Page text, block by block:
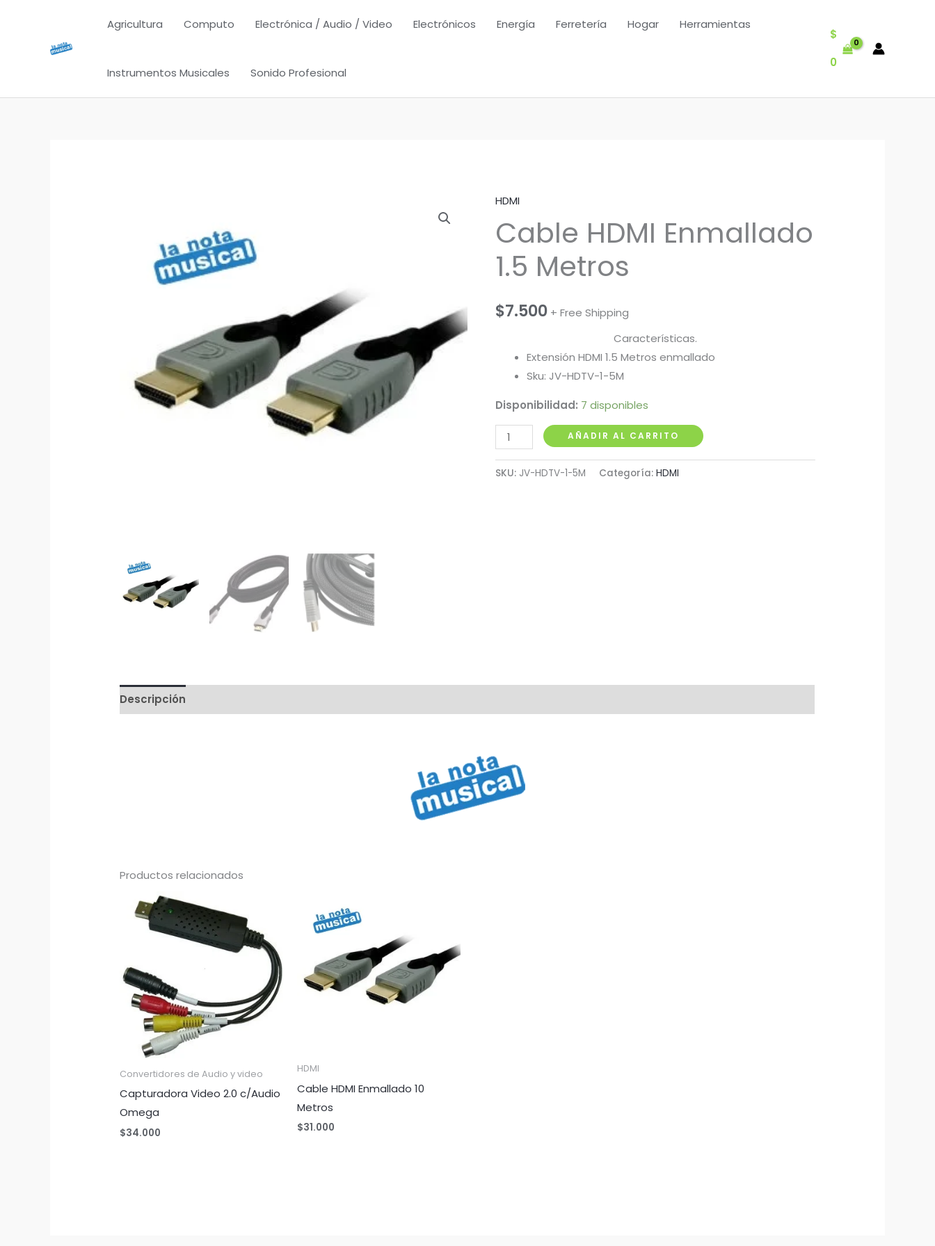
contenido
Agricultura Computo Electrónica / Audio / Video Electrónicos Energía Ferretería Hogar Herramientas
Instrumentos Musicales Sonido Profesional
$
0
HDMI
Cable HDMI Enmallado
1.5 Metros
$7.500 + Free Shipping
Características.
Extensión HDMI 1.5 Metros enmallado
Sku: JV-HDTV-1-5M
Disponibilidad: 7 disponibles
Cable
HDMI
Enmallado
AÑADIR AL CARRITO
SKU: JV-HDTV-1-5M Categoría: HDMI
Descripción
Productos relacionados
Convertidores de Audio y video
Capturadora Video 2.0 c/Audio
Omega
$34.000
HDMI
Cable HDMI Enmallado 10
Metros
$31.000